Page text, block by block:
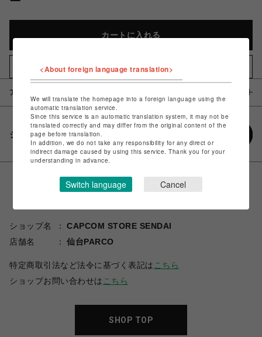
カートに入れる
お気に入りアイテムに追加
アイテム説明 / 素材
シェアする
ショップ名
CAPCOM STORE SENDAI
店舗名
仙台PARCO
特定商取引法など法令に基づく表記は こちら
ショップお問い合わせは こちら
SHOP TOP
<About foreign language translation>
We will translate the homepage into a foreign language using the
automatic translation service.
Since this service is an automatic translation system, it may not be
translated correctly and may differ from the original content of the
page before translation.
In addition, we do not take any responsibility for any direct or
indirect damage caused by using this service. Thank you for your
understanding in advance.
Switch language Cancel